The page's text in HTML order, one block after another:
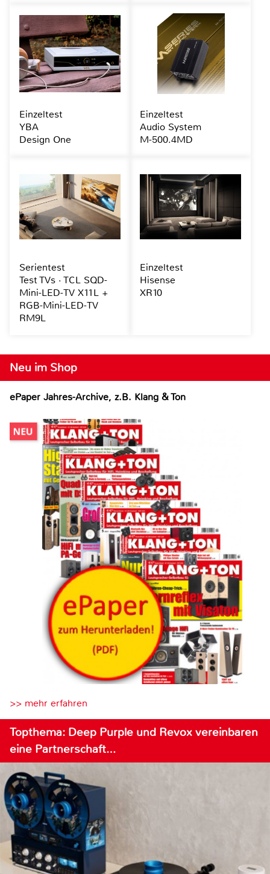
Neu im Shop
ePaper Jahres-Archive, z.B. Klang & Ton
>> mehr erfahren
Topthema: Deep Purple und Revox vereinbaren
eine Partnerschaft…
Einzeltest
YBA
Design One
Einzeltest
Audio System
M-500.4MD
Serientest
Test TVs · TCL SQD-
Mini-LED-TV X11L +
RGB-Mini-LED-TV
RM9L
Einzeltest
Hisense
XR10